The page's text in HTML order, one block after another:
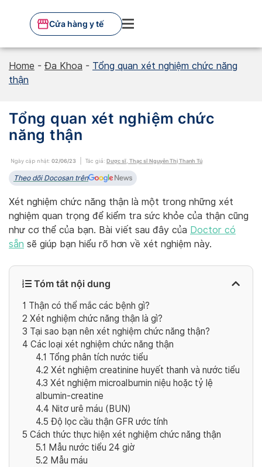
content
Cửa hàng y tế
Home - Đa Khoa - Tổng quan xét nghiệm chức năng
thận
Tổng quan xét nghiệm chức
năng thận
Ngày cập nhật: 02/06/23 Tác giả: Dược sĩ, Thạc sĩ Nguyễn Thị Thanh Tú
Theo dõi Docosan trên
Xét nghiệm chức năng thận là một trong những xét
nghiệm quan trọng để kiểm tra sức khỏe của thận cũng
như cơ thể của bạn. Bài viết sau đây của Doctor có
sẵn sẽ giúp bạn hiểu rõ hơn về xét nghiệm này.
Tóm tắt nội dung
1 Thận có thể mắc các bệnh gì?
2 Xét nghiệm chức năng thận là gì?
3 Tại sao bạn nên xét nghiệm chức năng thận?
4 Các loại xét nghiệm chức năng thận
4.1 Tổng phân tích nước tiểu
4.2 Xét nghiệm creatinine huyết thanh và nước tiểu
4.3 Xét nghiệm microalbumin niệu hoặc tỷ lệ
albumin-creatine
4.4 Nitơ urê máu (BUN)
4.5 Độ lọc cầu thận GFR ước tính
5 Cách thức thực hiện xét nghiệm chức năng thận
5.1 Mẫu nước tiểu 24 giờ
5.2 Mẫu máu